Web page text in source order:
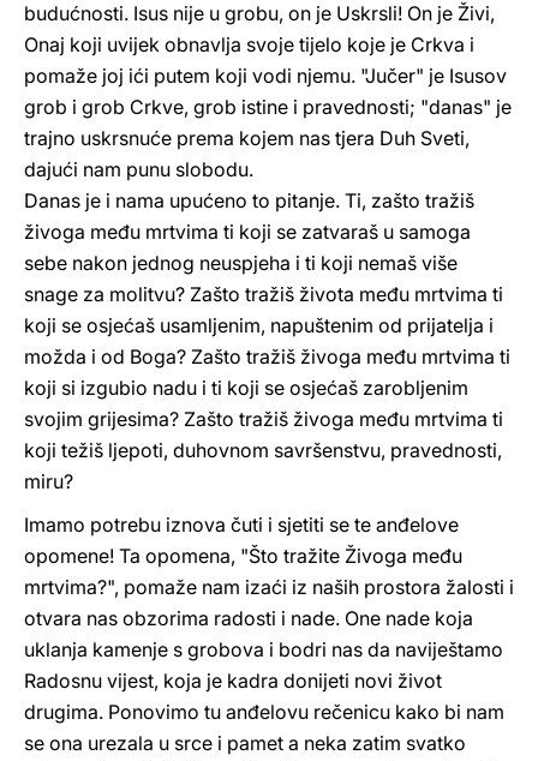
budućnosti. Isus nije u grobu, on je Uskrsli! On je Živi,
Onaj koji uvijek obnavlja svoje tijelo koje je Crkva i
pomaže joj ići putem koji vodi njemu. "Jučer" je Isusov
grob i grob Crkve, grob istine i pravednosti; "danas" je
trajno uskrsnuće prema kojem nas tjera Duh Sveti,
dajući nam punu slobodu.
Danas je i nama upućeno to pitanje. Ti, zašto tražiš
živoga među mrtvima ti koji se zatvaraš u samoga
sebe nakon jednog neuspjeha i ti koji nemaš više
snage za molitvu? Zašto tražiš života među mrtvima ti
koji se osjećaš usamljenim, napuštenim od prijatelja i
možda i od Boga? Zašto tražiš živoga među mrtvima ti
koji si izgubio nadu i ti koji se osjećaš zarobljenim
svojim grijesima? Zašto tražiš živoga među mrtvima ti
koji težiš ljepoti, duhovnom savršenstvu, pravednosti,
miru?
Imamo potrebu iznova čuti i sjetiti se te anđelove
opomene! Ta opomena, "Što tražite Živoga među
mrtvima?", pomaže nam izaći iz naših prostora žalosti i
otvara nas obzorima radosti i nade. One nade koja
uklanja kamenje s grobova i bodri nas da naviještamo
Radosnu vijest, koja je kadra donijeti novi život
drugima. Ponovimo tu anđelovu rečenicu kako bi nam
se ona urezala u srce i pamet a neka zatim svatko